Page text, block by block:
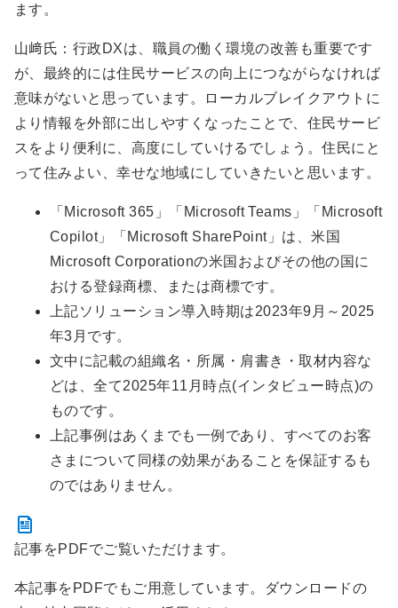
ます。
山﨑氏：行政DXは、職員の働く環境の改善も重要です
が、最終的には住民サービスの向上につながらなければ
意味がないと思っています。ローカルブレイクアウトに
より情報を外部に出しやすくなったことで、住民サービ
スをより便利に、高度にしていけるでしょう。住民にと
って住みよい、幸せな地域にしていきたいと思います。
「Microsoft 365」「Microsoft Teams」「Microsoft
Copilot」「Microsoft SharePoint」は、米国
Microsoft Corporationの米国およびその他の国に
おける登録商標、または商標です。
上記ソリューション導入時期は2023年9月～2025
年3月です。
文中に記載の組織名・所属・肩書き・取材内容な
どは、全て2025年11月時点(インタビュー時点)の
ものです。
上記事例はあくまでも一例であり、すべてのお客
さまについて同様の効果があることを保証するも
のではありません。
記事をPDFでご覧いただけます。
本記事をPDFでもご用意しています。ダウンロードの